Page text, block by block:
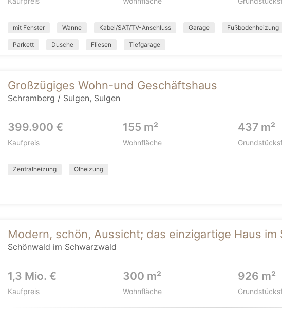
mit Fenster
Wanne Kabel/SAT/TV-Anschluss Garage Fußbodenheizung
Parkett Dusche Fliesen Tiefgarage
Großzügiges Wohn-und Geschäftshaus
Schramberg / Sulgen, Sulgen
399.900 €
Kaufpreis
155 m²
Wohnfläche
437 m²
Zentralheizung
Ölheizung
Modern, schön, Aussicht; das einzigartige Haus im
Schönwald im Schwarzwald
1,3 Mio. €
Kaufpreis
300 m²
Wohnfläche
926 m²